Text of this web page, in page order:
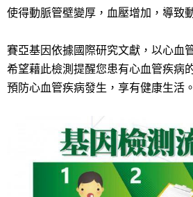
使得動脈管壁變厚，血壓增加，導致
賽亞基因依據國際研究文獻，以心血
希望藉此檢測提醒您患有心血管疾病
預防心血管疾病發生，享有健康生活。